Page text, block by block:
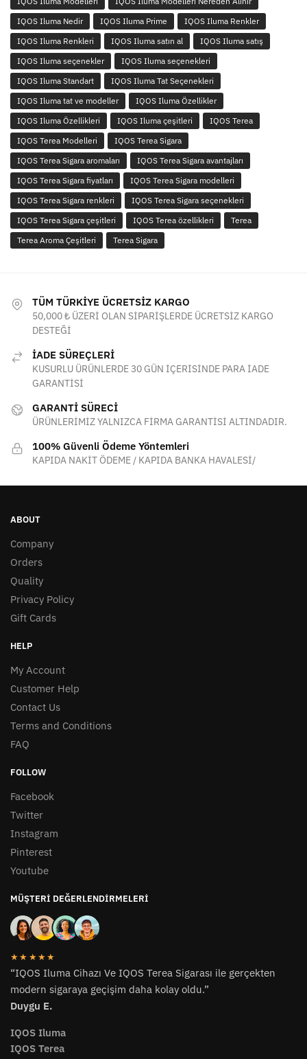
IQOS Iluma Nedir
IQOS Iluma Prime
IQOS Iluma Renkler
IQOS Iluma Renkleri
IQOS Iluma satın al
IQOS Iluma satış
IQOS Iluma seçenekler
IQOS Iluma seçenekleri
IQOS Iluma Standart
IQOS Iluma Tat Seçenekleri
IQOS Iluma tat ve modeller
IQOS Iluma Özellikler
IQOS Iluma Özellikleri
IQOS Iluma çeşitleri
IQOS Terea
IQOS Terea Modelleri
IQOS Terea Sigara
IQOS Terea Sigara aromaları
IQOS Terea Sigara avantajları
IQOS Terea Sigara fiyatları
IQOS Terea Sigara modelleri
IQOS Terea Sigara renkleri
IQOS Terea Sigara seçenekleri
IQOS Terea Sigara çeşitleri
IQOS Terea özellikleri
Terea
Terea Aroma Çeşitleri
Terea Sigara
TÜM TÜRKİYE ÜCRETSİZ KARGO
50,000 ₺ ÜZERİ OLAN SİPARİŞLERDE ÜCRETSİZ KARGO
DESTEĞİ
İADE SÜREÇLERİ
KUSURLU ÜRÜNLERDE 30 GÜN İÇERİSİNDE PARA İADE
GARANTİSİ
GARANTİ SÜRECİ
ÜRÜNLERİMİZ YALNIZCA FİRMA GARANTİSİ ALTINDADIR.
100% Güvenli Ödeme Yöntemleri
KAPIDA NAKİT ÖDEME / KAPIDA BANKA HAVALESİ/
ABOUT
Company
Orders
Quality
Privacy Policy
Gift Cards
HELP
My Account
Customer Help
Contact Us
Terms and Conditions
FAQ
FOLLOW
Facebook
Twitter
Instagram
Pinterest
Youtube
MÜŞTERI DEĞERLENDIRMELERI
★★★★★
“IQOS Iluma Cihazı Ve IQOS Terea Sigarası ile gerçekten
modern sigaraya geçişim daha kolay oldu.”
Duygu E.
IQOS Iluma
IQOS Terea